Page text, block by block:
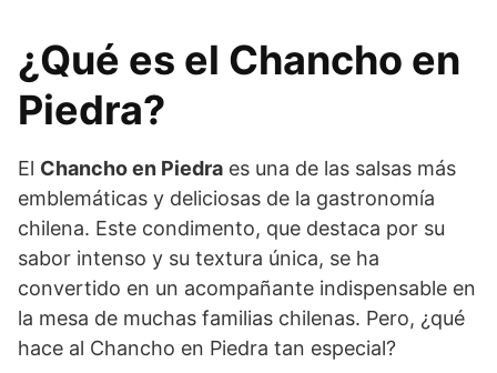
¿Qué es el Chancho en
Piedra?
El Chancho en Piedra es una de las salsas más
emblemáticas y deliciosas de la gastronomía
chilena. Este condimento, que destaca por su
sabor intenso y su textura única, se ha
convertido en un acompañante indispensable en
la mesa de muchas familias chilenas. Pero, ¿qué
hace al Chancho en Piedra tan especial?